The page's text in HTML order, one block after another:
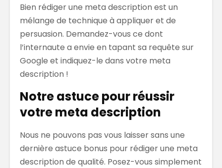
Bien rédiger une meta description est un
mélange de technique à appliquer et de
persuasion. Demandez-vous ce dont
l’internaute a envie en tapant sa requête sur
Google et indiquez-le dans votre meta
description !
Notre astuce pour réussir
votre meta description
Nous ne pouvons pas vous laisser sans une
dernière astuce bonus pour rédiger une meta
description de qualité. Posez-vous simplement